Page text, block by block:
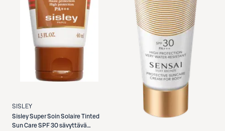
SISLEY
SisleySuper Soin Solaire Tinted
Sun Care SPF 30 sävyttävä